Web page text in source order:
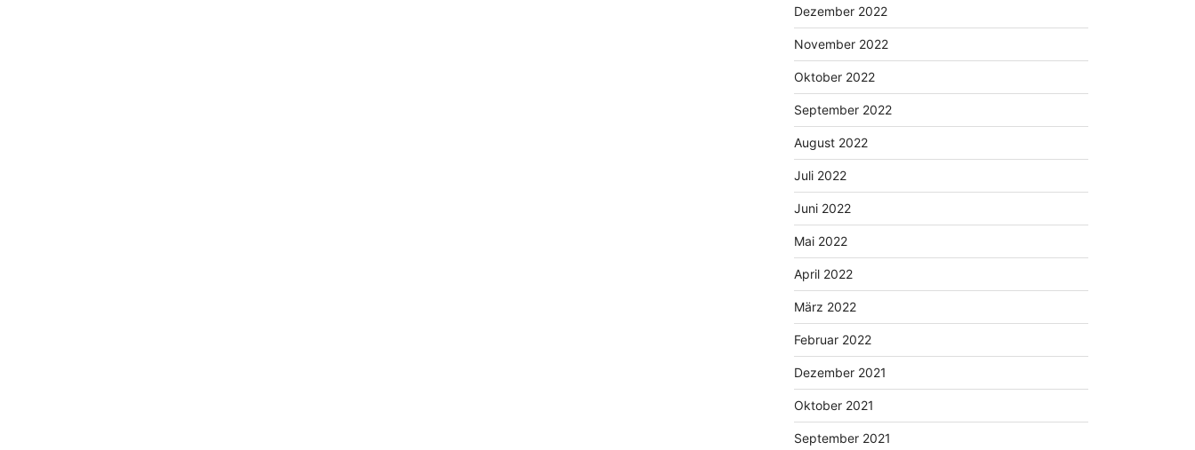
Dezember 2022
November 2022
Oktober 2022
September 2022
August 2022
Juli 2022
Juni 2022
Mai 2022
April 2022
März 2022
Februar 2022
Dezember 2021
Oktober 2021
September 2021